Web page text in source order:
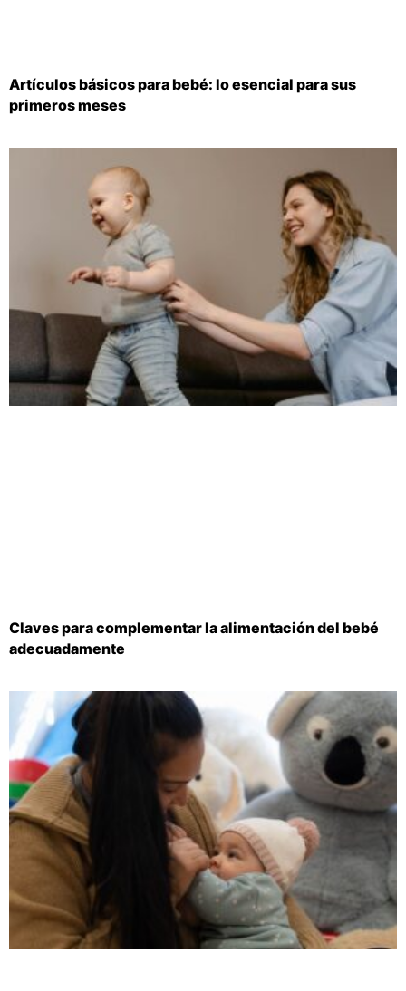
Artículos básicos para bebé: lo esencial para sus
primeros meses
Claves para complementar la alimentación del bebé
adecuadamente